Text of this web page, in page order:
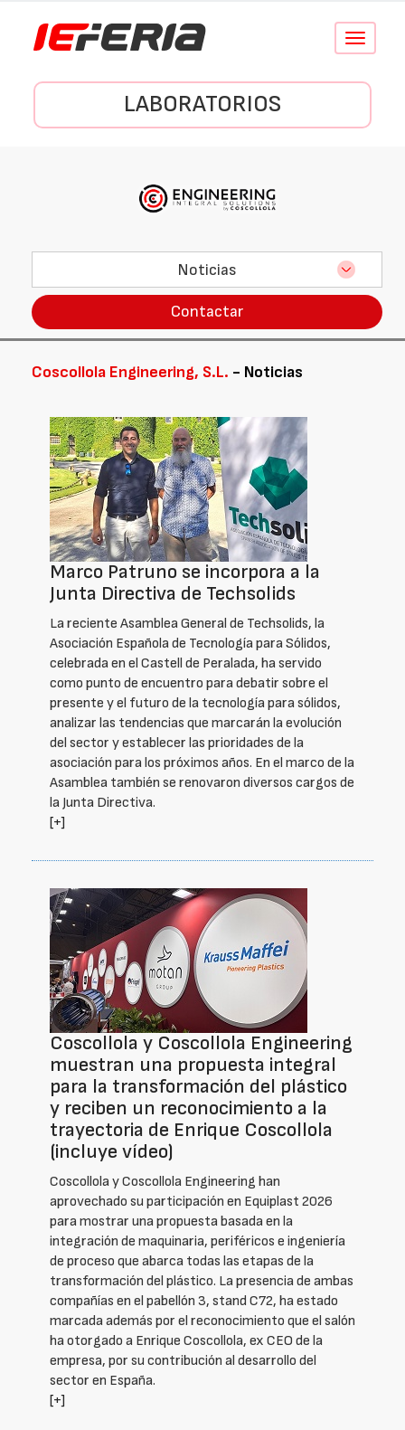
Conmutar
LABORATORIOS
Noticias
Contactar
Coscollola Engineering, S.L. - Noticias
Marco Patruno se incorpora a la
Junta Directiva de Techsolids
La reciente Asamblea General de Techsolids, la
Asociación Española de Tecnología para Sólidos,
celebrada en el Castell de Peralada, ha servido
como punto de encuentro para debatir sobre el
presente y el futuro de la tecnología para sólidos,
analizar las tendencias que marcarán la evolución
del sector y establecer las prioridades de la
asociación para los próximos años. En el marco de la
Asamblea también se renovaron diversos cargos de
la Junta Directiva.
[+]
Coscollola y Coscollola Engineering
muestran una propuesta integral
para la transformación del plástico
y reciben un reconocimiento a la
trayectoria de Enrique Coscollola
(incluye vídeo)
Coscollola y Coscollola Engineering han
aprovechado su participación en Equiplast 2026
para mostrar una propuesta basada en la
integración de maquinaria, periféricos e ingeniería
de proceso que abarca todas las etapas de la
transformación del plástico. La presencia de ambas
compañías en el pabellón 3, stand C72, ha estado
marcada además por el reconocimiento que el salón
ha otorgado a Enrique Coscollola, ex CEO de la
empresa, por su contribución al desarrollo del
sector en España.
[+]